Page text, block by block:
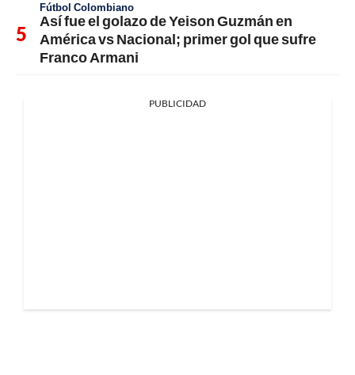
Fútbol Colombiano
Así fue el golazo de Yeison Guzmán en
América vs Nacional; primer gol que sufre
Franco Armani
PUBLICIDAD